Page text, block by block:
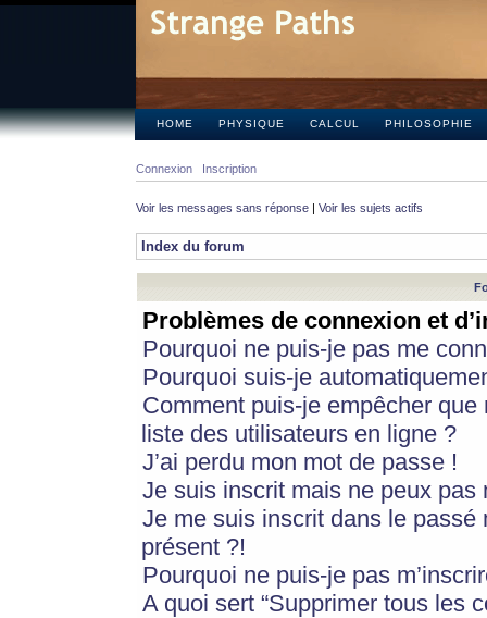
HOME PHYSIQUE CALCUL PHILOSOPHIE
Connexion Inscription
Voir les messages sans réponse | Voir les sujets actifs
Index du forum
Problèmes de connexion et
Pourquoi ne puis-je pas me
Pourquoi suis-je
Comment puis-je empêcher
liste des utilisateurs en ligne ?
J’ai perdu mon mot de passe !
Je suis inscrit mais ne peux pas
Je me suis inscrit dans le
présent ?!
Pourquoi ne puis-je pas
A quoi sert “Supprimer tous les